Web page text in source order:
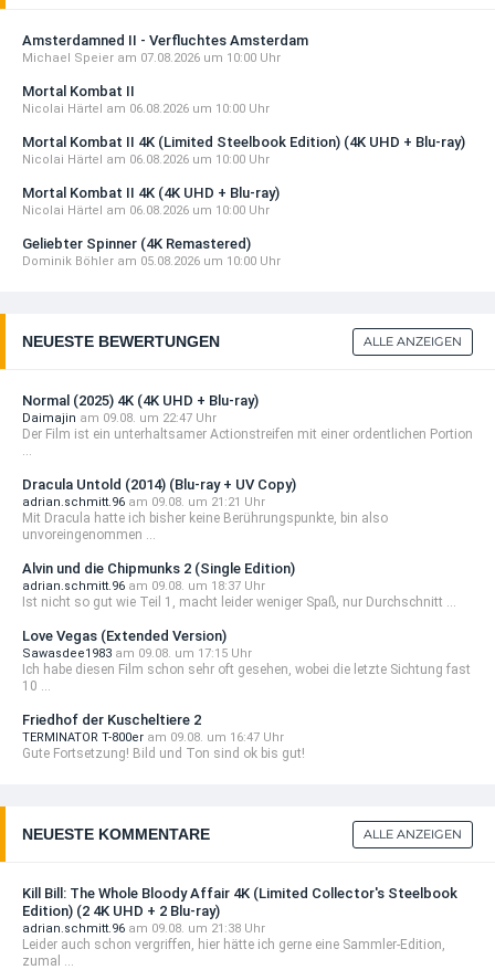
Ricky Bobby - König der Rennfahrer 4K (Limited
37,99 EUR
+ Details
DIESE WOCHE NEU
16,97 EUR
Shelter (2026) 4K (4K UHD + Blu-ray)
DIESE WOCHE NEU
(4K ...
32,99 EUR
DIESE WOCHE NEU
Stalker (1979) 4K (Limited Mediabook Edition)
(4K ...
32,99 EUR
+ Details
Star Trek VIII: Der erste Kontakt 4K (Limited 30th
...
29,99 EUR
Star Wars: The Mandalorian and Grogu 4K
0,00 EUR
VORBESTELLBAR
Amsterdamned II - Verfluchtes Amsterdam
Michael Speier am 07.08.2026 um 10:00 Uhr
Mortal Kombat II
Nicolai Härtel am 06.08.2026 um 10:00 Uhr
Mortal Kombat II 4K (Limited Steelbook Edition) (4K UHD + Blu-ray)
Nicolai Härtel am 06.08.2026 um 10:00 Uhr
Mortal Kombat II 4K (4K UHD + Blu-ray)
Nicolai Härtel am 06.08.2026 um 10:00 Uhr
Geliebter Spinner (4K Remastered)
Dominik Böhler am 05.08.2026 um 10:00 Uhr
NEUESTE BEWERTUNGEN ALLE ANZEIGEN
Normal (2025) 4K (4K UHD + Blu-ray)
Daimajin am 09.08. um 22:47 Uhr
Der Film ist ein unterhaltsamer Actionstreifen mit einer ordentlichen Portion
...
Dracula Untold (2014) (Blu-ray + UV Copy)
adrian.schmitt.96 am 09.08. um 21:21 Uhr
Mit Dracula hatte ich bisher keine Berührungspunkte, bin also
unvoreingenommen ...
Alvin und die Chipmunks 2 (Single Edition)
adrian.schmitt.96 am 09.08. um 18:37 Uhr
Ist nicht so gut wie Teil 1, macht leider weniger Spaß, nur Durchschnitt ...
Love Vegas (Extended Version)
Sawasdee1983 am 09.08. um 17:15 Uhr
Ich habe diesen Film schon sehr oft gesehen, wobei die letzte Sichtung fast
10 ...
Friedhof der Kuscheltiere 2
TERMINATOR T-800er am 09.08. um 16:47 Uhr
Gute Fortsetzung! Bild und Ton sind ok bis gut!
NEUESTE KOMMENTARE ALLE ANZEIGEN
Kill Bill: The Whole Bloody Affair 4K (Limited Collector's Steelbook
Edition) (2 4K UHD + 2 Blu-ray)
adrian.schmitt.96 am 09.08. um 21:38 Uhr
Leider auch schon vergriffen, hier hätte ich gerne eine Sammler-Edition,
zumal ...